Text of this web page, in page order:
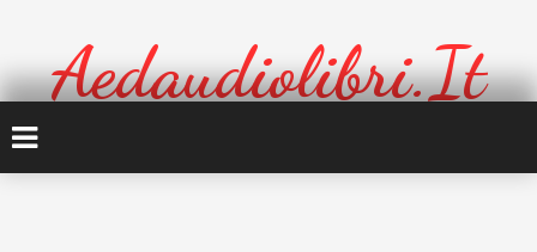
Aedaudiolibri.it